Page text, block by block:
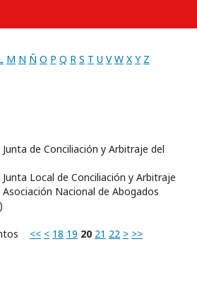
M N Ñ O P Q R S T U V W X Y Z
Junta de Conciliación y Arbitraje del
Junta Local de Conciliación y Arbitraje
Asociación Nacional de Abogados
<< < 18 19 20 21 22 > >>